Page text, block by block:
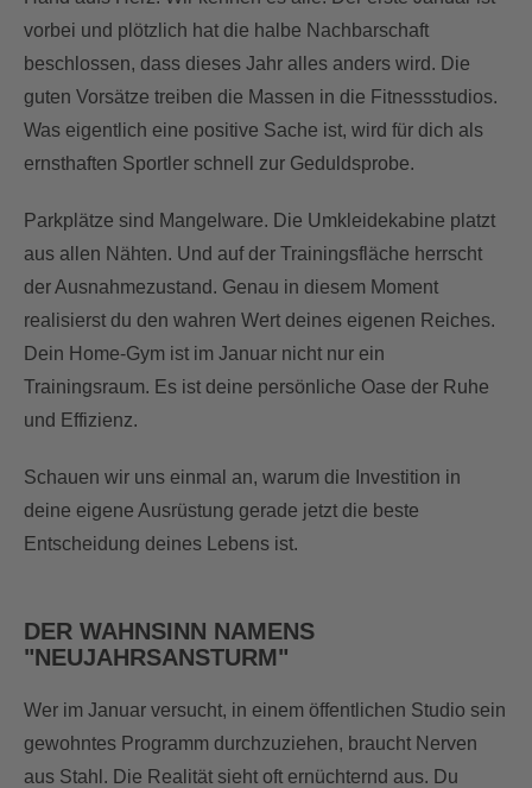
vorbei und plötzlich hat die halbe Nachbarschaft
beschlossen, dass dieses Jahr alles anders wird. Die
guten Vorsätze treiben die Massen in die Fitnessstudios.
Was eigentlich eine positive Sache ist, wird für dich als
ernsthaften Sportler schnell zur Geduldsprobe.
Parkplätze sind Mangelware. Die Umkleidekabine platzt
aus allen Nähten. Und auf der Trainingsfläche herrscht
der Ausnahmezustand. Genau in diesem Moment
realisierst du den wahren Wert deines eigenen Reiches.
Dein Home-Gym ist im Januar nicht nur ein
Trainingsraum. Es ist deine persönliche Oase der Ruhe
und Effizienz.
Schauen wir uns einmal an, warum die Investition in
deine eigene Ausrüstung gerade jetzt die beste
Entscheidung deines Lebens ist.
DER WAHNSINN NAMENS
"NEUJAHRSANSTURM"
Wer im Januar versucht, in einem öffentlichen Studio sein
gewohntes Programm durchzuziehen, braucht Nerven
aus Stahl. Die Realität sieht oft ernüchternd aus. Du